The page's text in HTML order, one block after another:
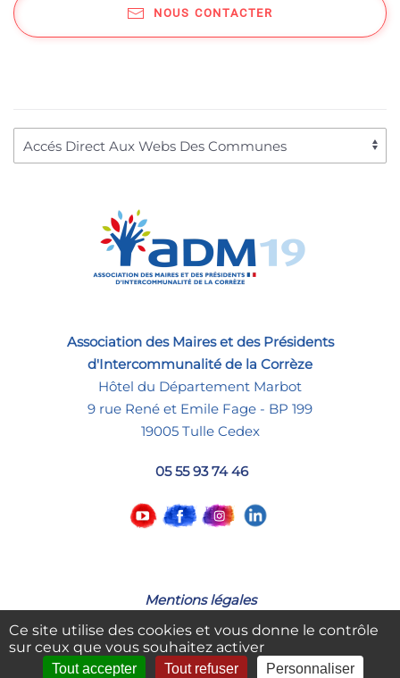
NOUS CONTACTER
Association des Maires et des Présidents
d'Intercommunalité de la Corrèze
Hôtel du Département Marbot
9 rue René et Emile Fage - BP 199
19005 Tulle Cedex
05 55 93 74 46
Mentions légales
Ce site utilise des cookies et vous donne le contrôle
sur ceux que vous souhaitez activer
Tout accepter Tout refuser Personnaliser